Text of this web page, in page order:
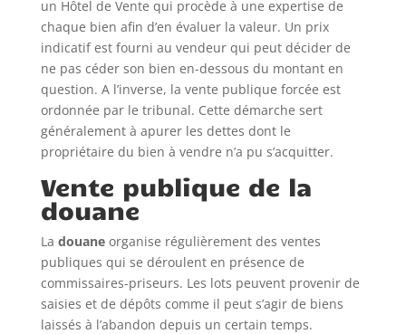
un Hôtel de Vente qui procède à une expertise de
chaque bien afin d’en évaluer la valeur. Un prix
indicatif est fourni au vendeur qui peut décider de
ne pas céder son bien en-dessous du montant en
question. A l’inverse, la vente publique forcée est
ordonnée par le tribunal. Cette démarche sert
généralement à apurer les dettes dont le
propriétaire du bien à vendre n’a pu s’acquitter.
Vente publique de la
douane
La douaneorganise régulièrement des ventes
publiques qui se déroulent en présence de
commissaires-priseurs. Les lots peuvent provenir de
saisies et de dépôts comme il peut s’agir de biens
laissés à l’abandon depuis un certain temps.